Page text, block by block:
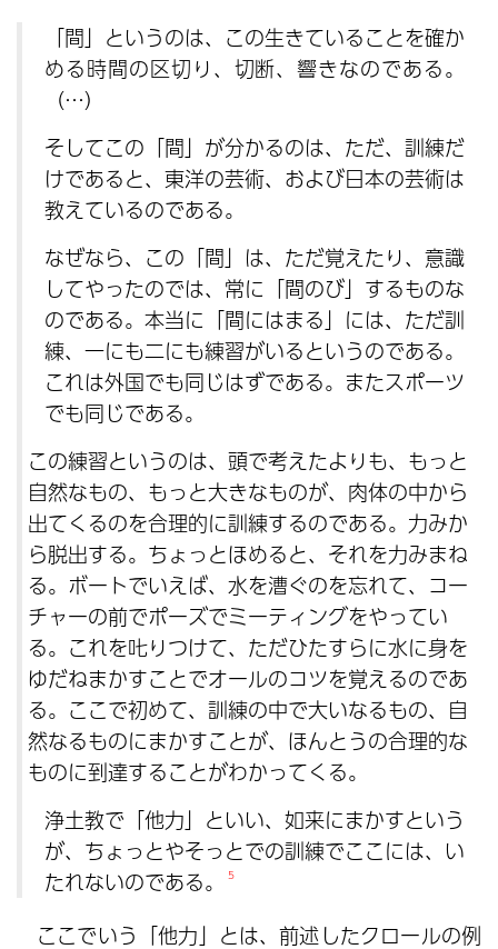
「間」というのは、この生きていることを確か
める時間の区切り、切断、響きなのである。
（…）
そしてこの「間」が分かるのは、ただ、訓練だ
けであると、東洋の芸術、および日本の芸術は
教えているのである。
なぜなら、この「間」は、ただ覚えたり、意識
してやったのでは、常に「間のび」するものな
のである。本当に「間にはまる」には、ただ訓
練、一にも二にも練習がいるというのである。
これは外国でも同じはずである。またスポーツ
でも同じである。
この練習というのは、頭で考えたよりも、もっと
自然なもの、もっと大きなものが、肉体の中から
出てくるのを合理的に訓練するのである。力みか
ら脱出する。ちょっとほめると、それを力みまね
る。ボートでいえば、水を漕ぐのを忘れて、コー
チャーの前でポーズでミーティングをやってい
る。これを𠮟りつけて、ただひたすらに水に身を
ゆだねまかすことでオールのコツを覚えるのであ
る。ここで初めて、訓練の中で大いなるもの、自
然なるものにまかすことが、ほんとうの合理的な
ものに到達することがわかってくる。
浄土教で「他力」といい、如来にまかすという
が、ちょっとやそっとでの訓練でここには、い
たれないのである。
5
ここでいう「他力」とは、前述したクロールの例